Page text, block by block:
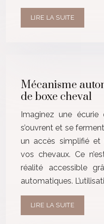
LIRE LA SUITE
Mécanisme
de boxe cheval
Imaginez une
s’ouvrent et se
un accès simplifié et
vos chevaux. Ce
réalité accessible
automatiques.
LIRE LA SUITE